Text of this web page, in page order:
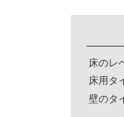
床のレ
床用タ
壁のタ